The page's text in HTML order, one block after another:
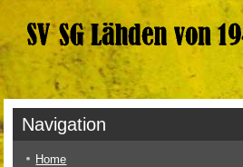
Navigation
Home